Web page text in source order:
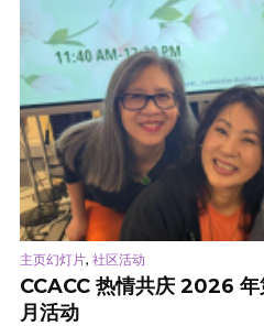
主页幻灯片, 社区活动
CCACC 热情共庆 2026
月活动